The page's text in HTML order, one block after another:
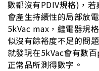
數都沒有PDIV規格)，
會產生持續性的局部放
5kVac max，繼電器規
似沒有餘裕度不足的問
就發現在5kVac會有數
正常品所測得數字。